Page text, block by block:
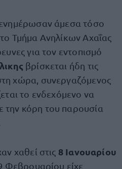
ενημέρωσαν άμεσα τόσο
Τμήμα Ανηλίκων Αχαΐας
για τον εντοπισμό
βρίσκεται ήδη τις
χώρα, συνεργαζόμενος
το ενδεχόμενο να
την κόρη του παρουσία
χαθεί στις 8 Ιανουαρίου
Φεβρουαρίου είχε